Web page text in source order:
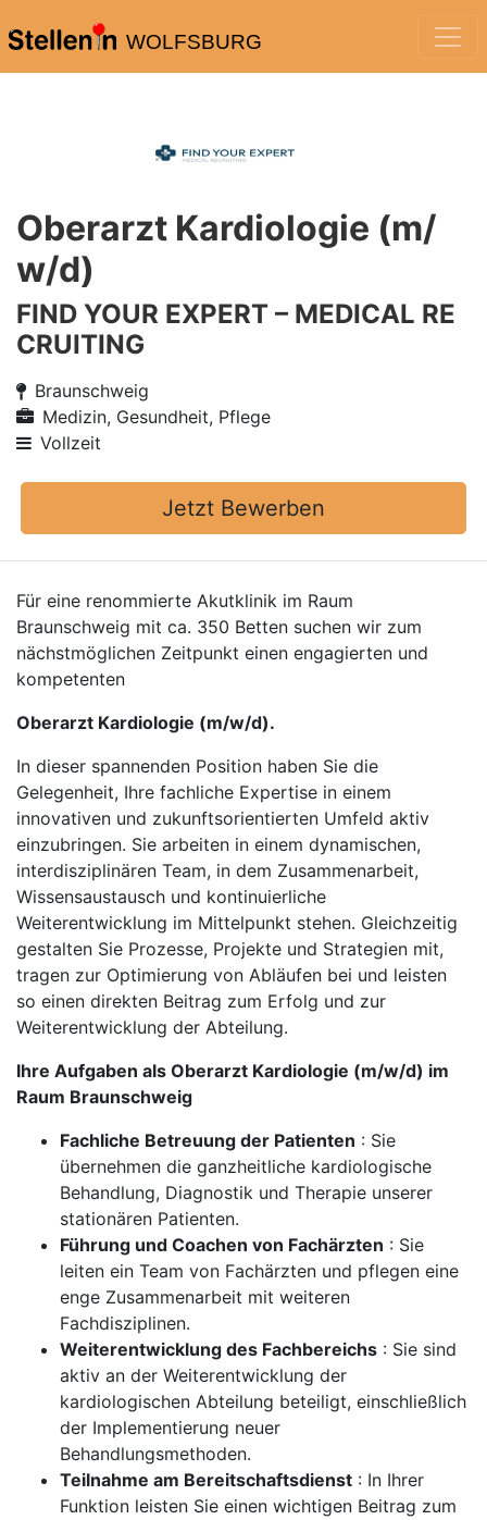
WOLFSBURG
Oberarzt Kardiologie (m/
w/d)
FIND YOUR EXPERT – MEDICAL RE
CRUITING
Braunschweig
Medizin, Gesundheit, Pflege
Vollzeit
Jetzt Bewerben
Für eine renommierte Akutklinik im Raum
Braunschweig mit ca. 350 Betten suchen wir zum
nächstmöglichen Zeitpunkt einen engagierten und
kompetenten
Oberarzt Kardiologie (m/w/d).
In dieser spannenden Position haben Sie die
Gelegenheit, Ihre fachliche Expertise in einem
innovativen und zukunftsorientierten Umfeld aktiv
einzubringen. Sie arbeiten in einem dynamischen,
interdisziplinären Team, in dem Zusammenarbeit,
Wissensaustausch und kontinuierliche
Weiterentwicklung im Mittelpunkt stehen. Gleichzeitig
gestalten Sie Prozesse, Projekte und Strategien mit,
tragen zur Optimierung von Abläufen bei und leisten
so einen direkten Beitrag zum Erfolg und zur
Weiterentwicklung der Abteilung.
Ihre Aufgaben als Oberarzt Kardiologie (m/w/d) im
Raum Braunschweig
Fachliche Betreuung der Patienten : Sie
übernehmen die ganzheitliche kardiologische
Behandlung, Diagnostik und Therapie unserer
stationären Patienten.
Führung und Coachen von Fachärzten : Sie
leiten ein Team von Fachärzten und pflegen eine
enge Zusammenarbeit mit weiteren
Fachdisziplinen.
Weiterentwicklung des Fachbereichs : Sie sind
aktiv an der Weiterentwicklung der
kardiologischen Abteilung beteiligt, einschließlich
der Implementierung neuer
Behandlungsmethoden.
Teilnahme am Bereitschaftsdienst : In Ihrer
Funktion leisten Sie einen wichtigen Beitrag zum